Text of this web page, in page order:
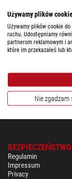
Regulamin
Impressum
Privacy
Używamy plików
Używamy plików cookie
ruchu. Udostępniamy
partnerom reklamowym i
które im przekazałeś lub
Nie zgadzam